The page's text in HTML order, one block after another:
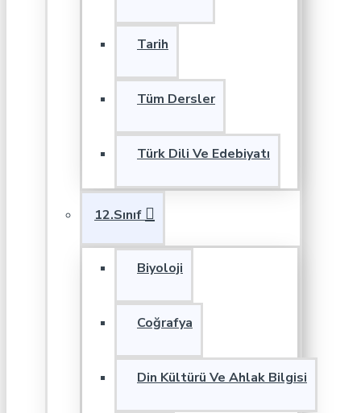
Tarih
Tüm Dersler
Türk Dili Ve Edebiyatı
12.Sınıf
Biyoloji
Coğrafya
Din Kültürü Ve Ahlak Bilgisi